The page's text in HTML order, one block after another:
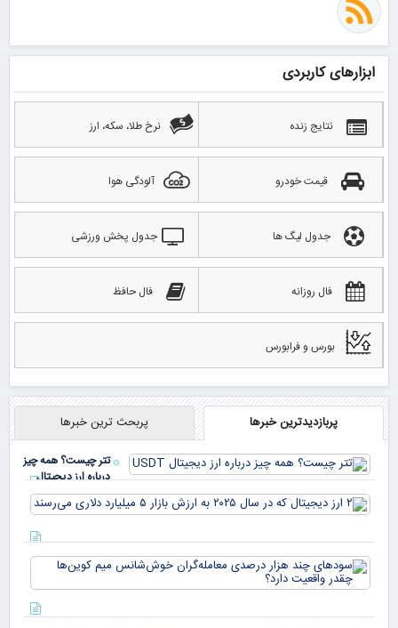
ابزارهای کاربردی
نتایج زنده نرخ طلا، سکه، ارز
قیمت خودرو آلودگی هوا
جدول لیگ ها جدول پخش ورزشی
فال روزانه فال حافظ
بورس و فرابورس
پربازدیدترین خبرها پربحث ترین خبرها
تتر چیست؟ همه چیز
درباره ارز دیجیتال
USDT